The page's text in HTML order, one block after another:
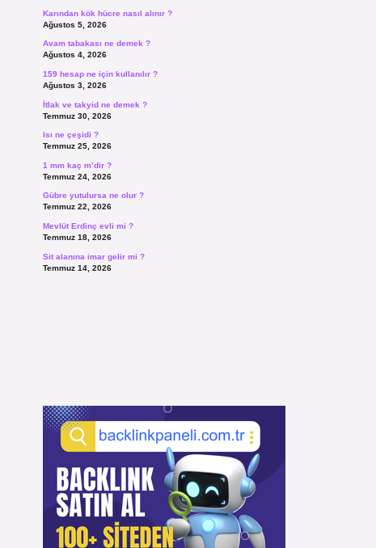
Karından kök hücre nasıl alınır ?
Ağustos 5, 2026
Avam tabakası ne demek ?
Ağustos 4, 2026
159 hesap ne için kullanılır ?
Ağustos 3, 2026
İtlak ve takyid ne demek ?
Temmuz 30, 2026
Isı ne çeşidi ?
Temmuz 25, 2026
1 mm kaç m’dir ?
Temmuz 24, 2026
Gübre yutulursa ne olur ?
Temmuz 22, 2026
Mevlüt Erdinç evli mi ?
Temmuz 18, 2026
Sit alanına imar gelir mi ?
Temmuz 14, 2026